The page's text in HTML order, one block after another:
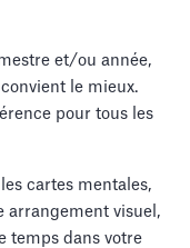
et/ou année,
le mieux.
pour tous les
cartes mentales,
arrangement visuel,
temps dans votre